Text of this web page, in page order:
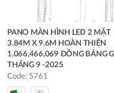
PANO MÀN HÌNH LED 2 MẶT
3.84M X 9.6M HOÀN THIỆN
1,066,466,069 ĐỒNG BẢNG
THÁNG 9 -2025
Code: 5761